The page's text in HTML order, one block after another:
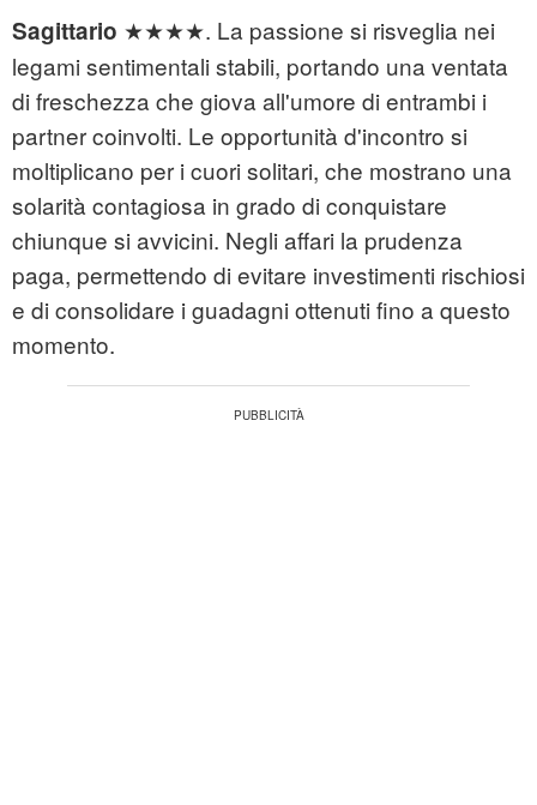
Sagittario ★★★★. La passione si risveglia nei
legami sentimentali stabili, portando una ventata
di freschezza che giova all'umore di entrambi i
partner coinvolti. Le opportunità d'incontro si
moltiplicano per i cuori solitari, che mostrano una
solarità contagiosa in grado di conquistare
chiunque si avvicini. Negli affari la prudenza
paga, permettendo di evitare investimenti rischiosi
e di consolidare i guadagni ottenuti fino a questo
momento.